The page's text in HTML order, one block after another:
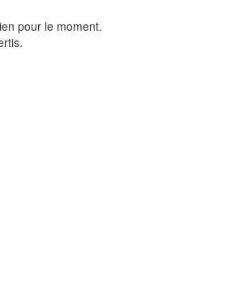
pour le moment.